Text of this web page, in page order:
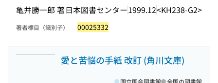
亀井勝一郎 著日本図書センター1999.12<KH238-G2>
著者標目（識別子） 00025332
愛と苦悩の手紙 改訂 (角川文庫)
国立国会図書館 全国の図書館